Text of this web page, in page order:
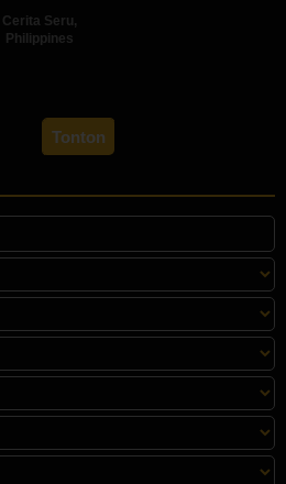
Cerita Seru,
Philippines
2024
Tonton